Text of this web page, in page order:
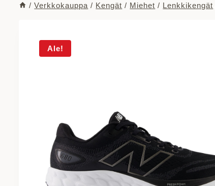
/ Verkkokauppa / Kengät / Miehet / Lenkkikengät
Ale!